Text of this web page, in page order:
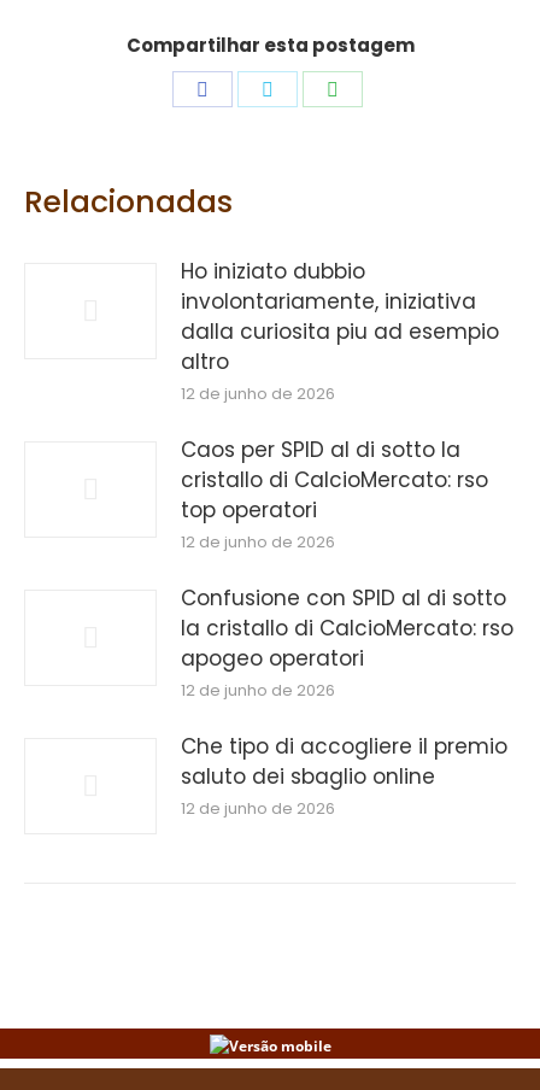
Compartilhar esta postagem
Relacionadas
Ho iniziato dubbio
involontariamente, iniziativa
dalla curiosita piu ad esempio
altro
12 de junho de 2026
Caos per SPID al di sotto la
cristallo di CalcioMercato: rso
top operatori
12 de junho de 2026
Confusione con SPID al di sotto
la cristallo di CalcioMercato: rso
apogeo operatori
12 de junho de 2026
Che tipo di accogliere il premio
saluto dei sbaglio online
12 de junho de 2026